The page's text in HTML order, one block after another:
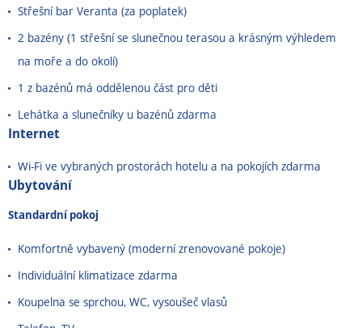
Střešní bar Veranta (za poplatek)
2 bazény (1 střešní se slunečnou terasou a krásným výhledem
na moře a do okolí)
1 z bazénů má oddělenou část pro děti
Lehátka a slunečníky u bazénů zdarma
Internet
Wi-Fi ve vybraných prostorách hotelu a na pokojích zdarma
Ubytování
Standardní pokoj
Komfortně vybavený (moderní zrenovované pokoje)
Individuální klimatizace zdarma
Koupelna se sprchou, WC, vysoušeč vlasů